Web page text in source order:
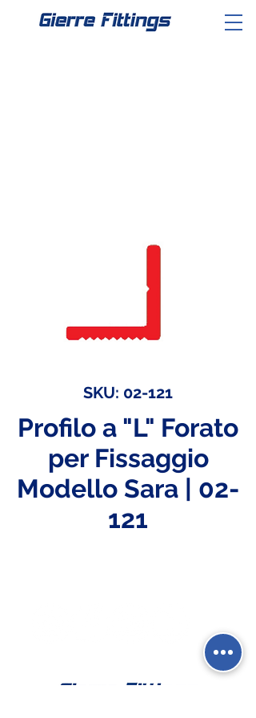
SKU: 02-121
Profilo a "L" Forato
per Fissaggio
Modello Sara | 02-
121